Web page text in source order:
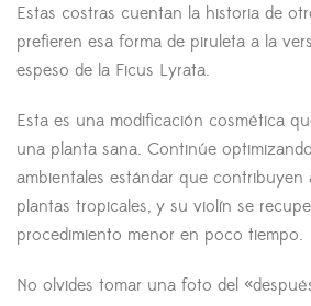
Estas costras cuentan la historia de
prefieren esa forma de piruleta a la
espeso de la Ficus Lyrata.
Esta es una modificación cosmética
una planta sana. Continúe
ambientales estándar que contribuyen
plantas tropicales, y su violín se
procedimiento menor en poco tiempo.
No olvides tomar una foto del